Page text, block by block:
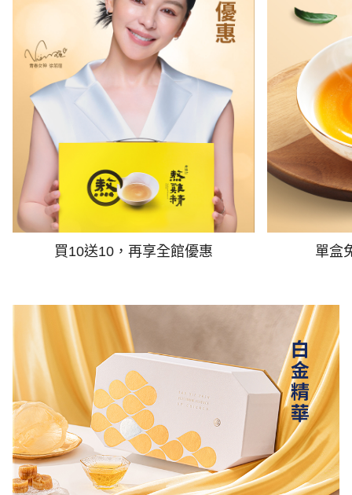
買10送10，再享全館優惠 單盒